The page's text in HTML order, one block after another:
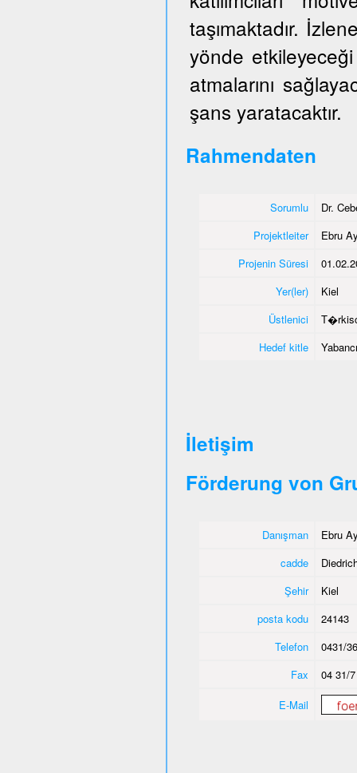
taşımaktadır.
yönde
atmalarını
şans yaratacaktır.
Rahmendaten
Sorumlu
Dr.
Projektleiter
Ebru
Projenin Süresi
Yer(ler)
Kiel
Üstlenici
Hedef kitle
İletişim
Förderung von
Danışman
Ebru
cadde
Şehir
Kiel
posta kodu
24143
Telefon
0431/
Fax
04 31/
E-Mail